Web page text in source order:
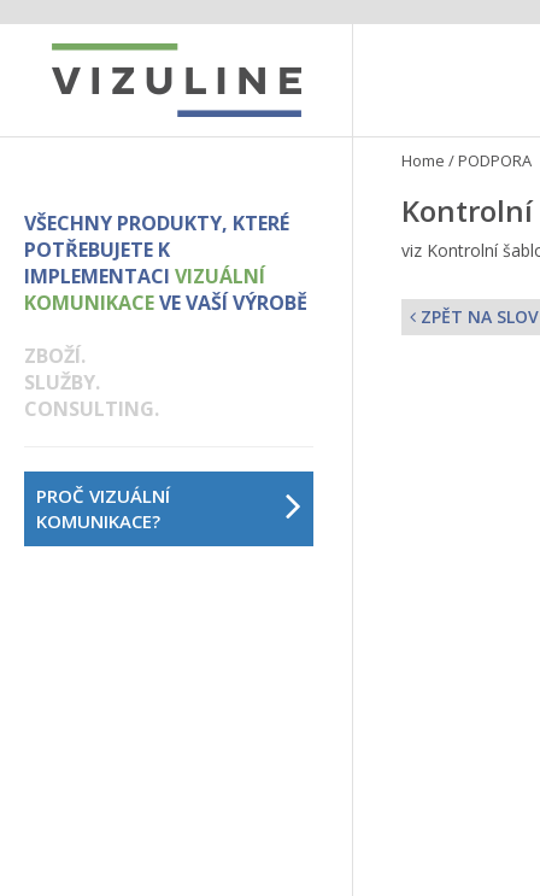
VŠECHNY PRODUKTY, KTERÉ
POTŘEBUJETE K
IMPLEMENTACI VIZUÁLNÍ
KOMUNIKACEVE VAŠÍ VÝROBĚ
ZBOŽÍ.
SLUŽBY.
CONSULTING.
PROČ VIZUÁLNÍ
KOMUNIKACE?
Home /PODPORA
viz Kontrolní
ZPĚT NA